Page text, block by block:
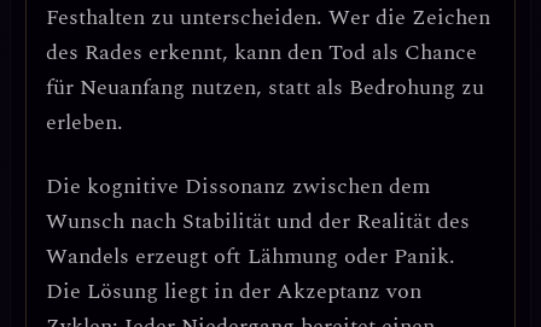
Festhalten zu unterscheiden. Wer die Zeichen
des Rades erkennt, kann den Tod als Chance
für Neuanfang nutzen, statt als Bedrohung zu
erleben.
Die kognitive Dissonanz zwischen dem
Wunsch nach Stabilität und der Realität des
Wandels erzeugt oft Lähmung oder Panik.
Die Lösung liegt in derAkzeptanz von